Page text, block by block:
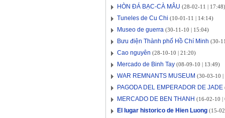
HÒN ĐÁ BẠC-CÀ MÂU (28-02-11 | 17:48)
Tuneles de Cu Chi (10-01-11 | 14:14)
Museo de guerra (30-11-10 | 15:04)
Bưu điện Thành phố Hồ Chí Minh (30-
Cao nguyên (28-10-10 | 21:20)
Mercado de Binh Tay (08-09-10 | 13:49)
WAR REMNANTS MUSEUM (30-03-10 |
PAGODA DEL EMPERADOR DE JADE
MERCADO DE BEN THANH (16-02-10 |
El lugar historico de Hien Luong (15-